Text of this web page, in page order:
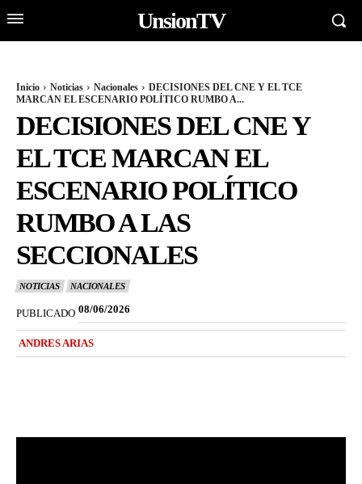
UnsionTV
Inicio Noticias Nacionales
DECISIONES DEL CNE Y EL TCE
MARCAN EL ESCENARIO POLÍTICO RUMBO A...
DECISIONES DEL CNE Y
EL TCE MARCAN EL
ESCENARIO POLÍTICO
RUMBO A LAS
SECCIONALES
NOTICIAS NACIONALES
PUBLICADO 08/06/2026
ANDRES ARIAS